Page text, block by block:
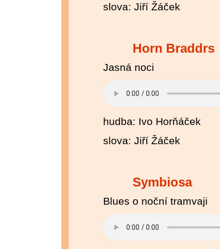
slova: Jiří Žáček
Horn Braddrs
Jasná noci
hudba: Ivo Horňáček
slova: Jiří Žáček
Symbiosa
Blues o noční tramvaji